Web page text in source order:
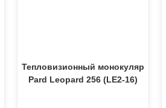
Тепловизионный монокуляр
Pard Leopard 256 (LE2-16)